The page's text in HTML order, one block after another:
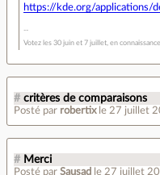
https://kde.org/applications/
Votez les 30 juin et 7 juillet, en
# critères de comparaisons
Posté par robertix le 27 juillet
# Merci
Posté par Sausad le 27 juillet